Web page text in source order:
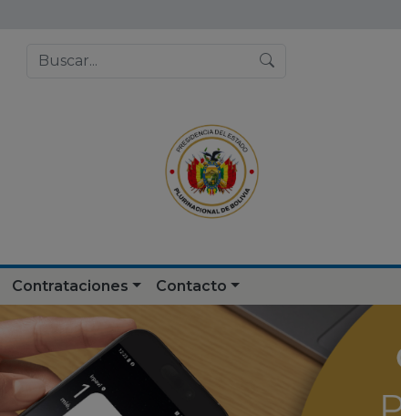
Contrataciones Contacto